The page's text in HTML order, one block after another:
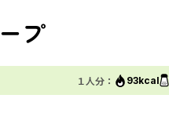
プ
１人分： 93kcal